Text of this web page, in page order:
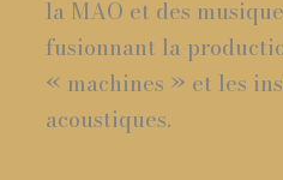
la MAO et des
fusionnant la
« machines » et les
acoustiques.